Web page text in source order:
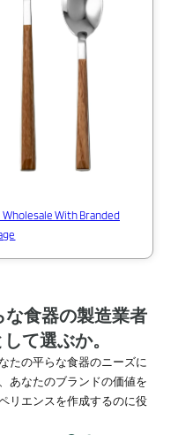
With Branded
な食器の製造業者
て選ぶか。
たの平らな食器のニーズに
あなたのブランドの価値を
リエンスを作成するのに役